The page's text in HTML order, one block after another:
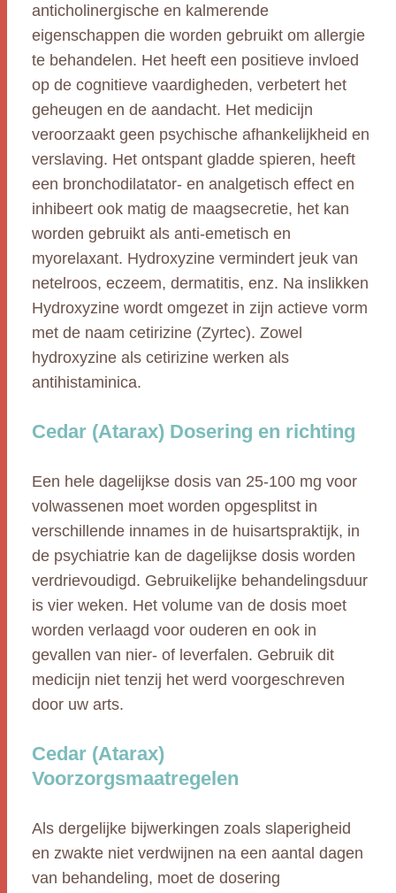
anticholinergische en kalmerende
eigenschappen die worden gebruikt om allergie
te behandelen. Het heeft een positieve invloed
op de cognitieve vaardigheden, verbetert het
geheugen en de aandacht. Het medicijn
veroorzaakt geen psychische afhankelijkheid en
verslaving. Het ontspant gladde spieren, heeft
een bronchodilatator- en analgetisch effect en
inhibeert ook matig de maagsecretie, het kan
worden gebruikt als anti-emetisch en
myorelaxant. Hydroxyzine vermindert jeuk van
netelroos, eczeem, dermatitis, enz. Na inslikken
Hydroxyzine wordt omgezet in zijn actieve vorm
met de naam cetirizine (Zyrtec). Zowel
hydroxyzine als cetirizine werken als
antihistaminica.
Cedar (Atarax) Dosering en richting
Een hele dagelijkse dosis van 25-100 mg voor
volwassenen moet worden opgesplitst in
verschillende innames in de huisartspraktijk, in
de psychiatrie kan de dagelijkse dosis worden
verdrievoudigd. Gebruikelijke behandelingsduur
is vier weken. Het volume van de dosis moet
worden verlaagd voor ouderen en ook in
gevallen van nier- of leverfalen. Gebruik dit
medicijn niet tenzij het werd voorgeschreven
door uw arts.
Cedar (Atarax)
Voorzorgsmaatregelen
Als dergelijke bijwerkingen zoals slaperigheid
en zwakte niet verdwijnen na een aantal dagen
van behandeling, moet de dosering